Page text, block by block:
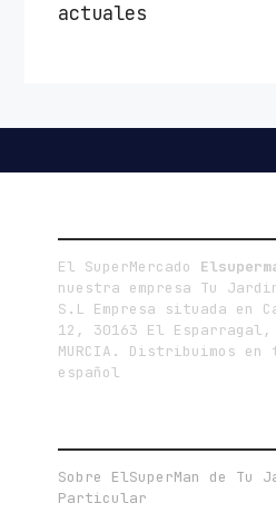
actuales
El SuperMercado
nuestra empresa Tu
S.L Empresa situada en
12, 30163 El Esparragal,
MURCIA. Distribuimos
español
Sobre ElSuperMan de Tu
Particular